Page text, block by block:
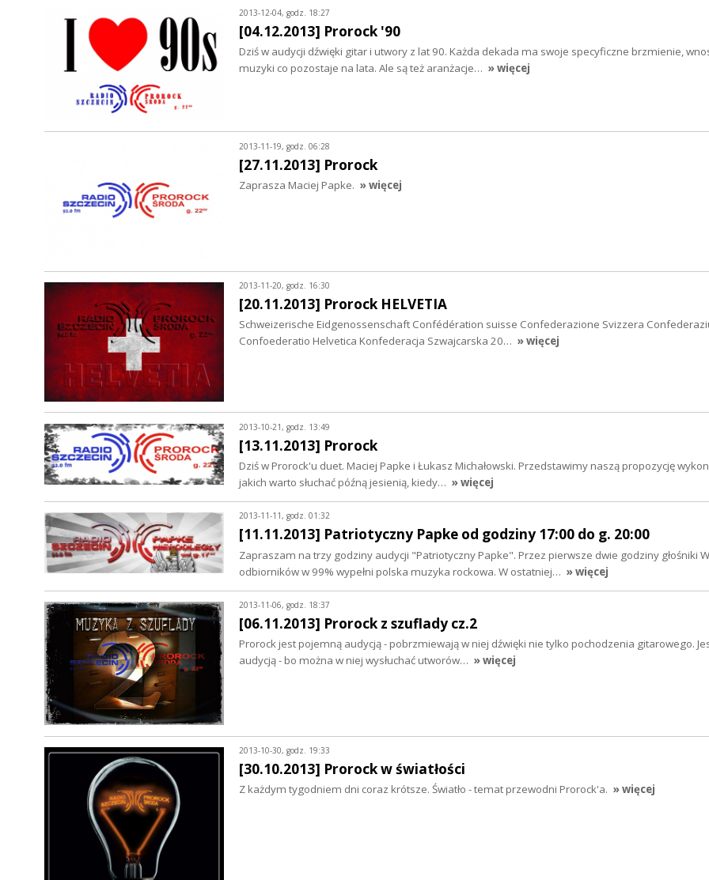
2013-12-04, godz. 18:27
[04.12.2013] Prorock '90
Dziś w audycji dźwięki gitar i utwory z lat 90. Każda dekada ma swoje specyficzne brzmienie,
muzyki co pozostaje na lata. Ale są też aranżacje… » więcej
2013-11-19, godz. 06:28
[27.11.2013] Prorock
Zaprasza Maciej Papke. » więcej
2013-11-20, godz. 16:30
[20.11.2013] Prorock HELVETIA
Schweizerische Eidgenossenschaft Confédération suisse Confederazione Svizzera
Confoederatio Helvetica Konfederacja Szwajcarska 20… » więcej
2013-10-21, godz. 13:49
[13.11.2013] Prorock
Dziś w Prorock'u duet. Maciej Papke i Łukasz Michałowski. Przedstawimy naszą propozycję
jakich warto słuchać późną jesienią, kiedy… » więcej
2013-11-11, godz. 01:32
[11.11.2013] Patriotyczny Papke od godziny 17:00 do g. 20:00
Zapraszam na trzy godziny audycji "Patriotyczny Papke". Przez pierwsze dwie godziny głośniki
odbiorników w 99% wypełni polska muzyka rockowa. W ostatniej… » więcej
2013-11-06, godz. 18:37
[06.11.2013] Prorock z szuflady cz.2
Prorock jest pojemną audycją - pobrzmiewają w niej dźwięki nie tylko pochodzenia gitarowego.
audycją - bo można w niej wysłuchać utworów… » więcej
2013-10-30, godz. 19:33
[30.10.2013] Prorock w światłości
Z każdym tygodniem dni coraz krótsze. Światło - temat przewodni Prorock'a. » więcej